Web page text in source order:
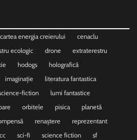
cartea energia creierului
cenaclu
ecologic drone
extraterestru
hodogs
holografică
imaginație
literatura fantastica
fiction
lumi fantastice
orbitele pisica
planetă
renaștere
reprezentant
sci-fi science fiction
sf